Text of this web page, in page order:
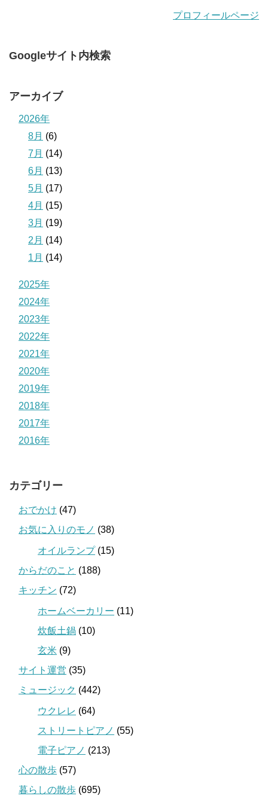
プロフィールページ
Googleサイト内検索
アーカイブ
2026年
8月 (6)
7月 (14)
6月 (13)
5月 (17)
4月 (15)
3月 (19)
2月 (14)
1月 (14)
2025年
2024年
2023年
2022年
2021年
2020年
2019年
2018年
2017年
2016年
カテゴリー
おでかけ (47)
お気に入りのモノ (38)
オイルランプ(15)
からだのこと (188)
キッチン (72)
ホームベーカリー (11)
炊飯土鍋 (10)
玄米 (9)
サイト運営 (35)
ミュージック (442)
ウクレレ (64)
ストリートピアノ (55)
電子ピアノ (213)
心の散歩 (57)
暮らしの散歩 (695)